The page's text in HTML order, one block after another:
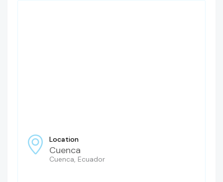
Location
Cuenca
Cuenca, Ecuador